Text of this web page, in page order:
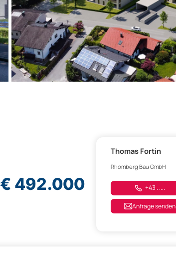
€ 492.000
Thomas Fortin
Rhomberg Bau GmbH
+43 . ....
Anfrage senden